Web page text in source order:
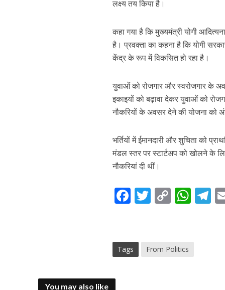
लक्ष्य तय किया है।
कहा गया है कि मुख्यमंत्री योगी
है। प्रवक्ता का कहना है कि योगी
केंद्र के रूप में विकसित हो रहा है।
युवाओं को रोजगार और स्वरोजगार के
इकाइयों को बढ़ावा देकर युवाओं को
नौकरियों के अवसर देने की योजना को
भर्तियों में ईमानदारी और शुचिता को
मंडल स्तर पर स्टार्टअप को खोलने के
नौकरियां दी थीं।
F
b
o
T
er
C
y
Li
W
s
A
T
Tags From Politics
You may also like